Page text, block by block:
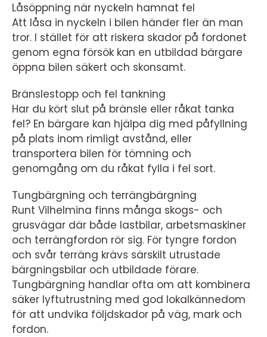
Låsöppning när nyckeln hamnat fel
Att låsa in nyckeln i bilen händer fler än man
tror. I stället för att riskera skador på fordonet
genom egna försök kan en utbildad bärgare
öppna bilen säkert och skonsamt.
Bränslestopp och fel tankning
Har du kört slut på bränsle eller råkat tanka
fel? En bärgare kan hjälpa dig med påfyllning
på plats inom rimligt avstånd, eller
transportera bilen för tömning och
genomgång om du råkat fylla i fel sort.
Tungbärgning och terrängbärgning
Runt Vilhelmina finns många skogs- och
grusvägar där både lastbilar, arbetsmaskiner
och terrängfordon rör sig. För tyngre fordon
och svår terräng krävs särskilt utrustade
bärgningsbilar och utbildade förare.
Tungbärgning handlar ofta om att kombinera
säker lyftutrustning med god lokalkännedom
för att undvika följdskador på väg, mark och
fordon.